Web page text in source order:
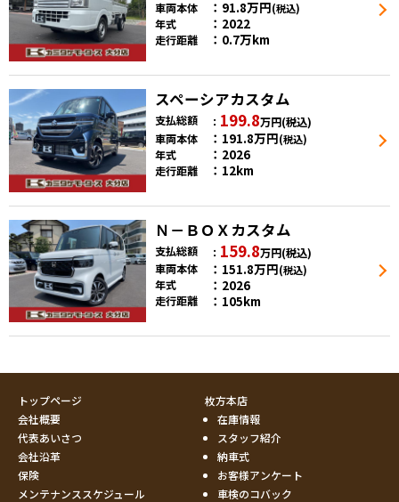
車両本体
91.8万円(税込)
年式 2022
走行距離 0.7万km
スペーシアカスタム
支払総額 199.8万円(税込)
車両本体
191.8万円(税込)
年式 2026
走行距離 12km
Ｎ－ＢＯＸカスタム
支払総額 159.8万円(税込)
車両本体
151.8万円(税込)
年式 2026
走行距離 105km
トップページ
会社概要
代表あいさつ
会社沿革
保険
メンテナンススケジュール
枚方本店
在庫情報
スタッフ紹介
納車式
お客様アンケート
車検のコバック